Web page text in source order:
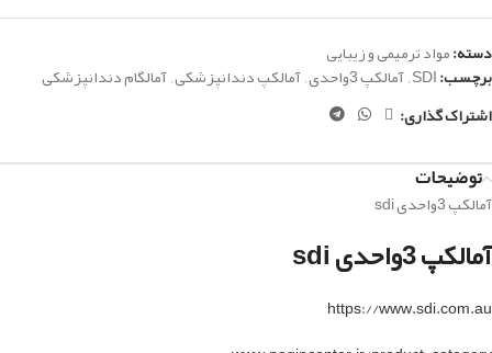
دسته:مواد ترمیمی و زیبایی
برچسب:SDI
,آمالکپ 3واحدی ,آمالکپ دندانپزشکی,آمالگام دندانپزشکی
اشتراک گذاری:
توضیحات
آمالکپ 3واحدی sdi
آمالکپ 3واحدی sdi
https://www.sdi.com.au